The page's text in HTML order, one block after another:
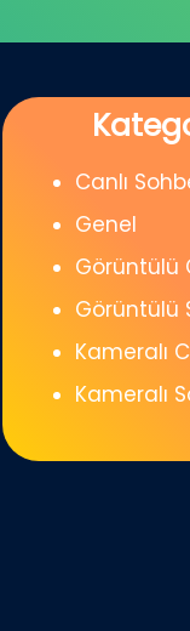
Canlı
Genel
Görüntülü
Görüntülü
Kameralı
Kameralı